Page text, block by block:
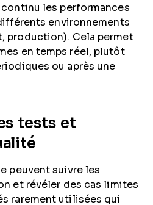
les performances
environnements
production). Cela permet
en temps réel, plutôt
ou après une
tests et
peuvent suivre les
et révéler des cas limites
rarement utilisées qui